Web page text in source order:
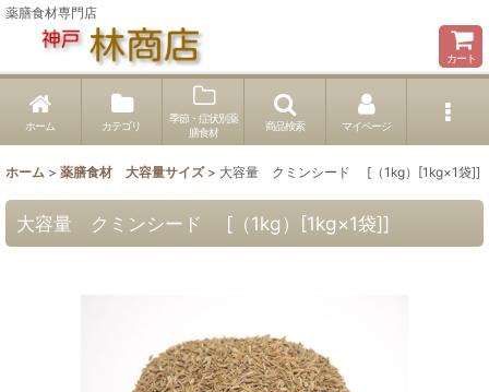
薬膳食材専門店
カート
ホーム カテゴリ
季節・症状別薬
膳食材
商品検索 マイページ
ホーム > 薬膳食材 大容量サイズ > 大容量 クミンシード [（1kg）[1kg×1袋]]
大容量 クミンシード [（1kg）[1kg×1袋]]